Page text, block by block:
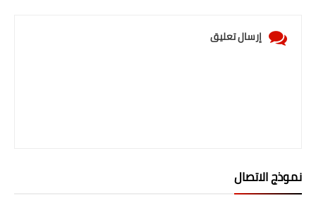
إرسال تعليق
نموذج الاتصال